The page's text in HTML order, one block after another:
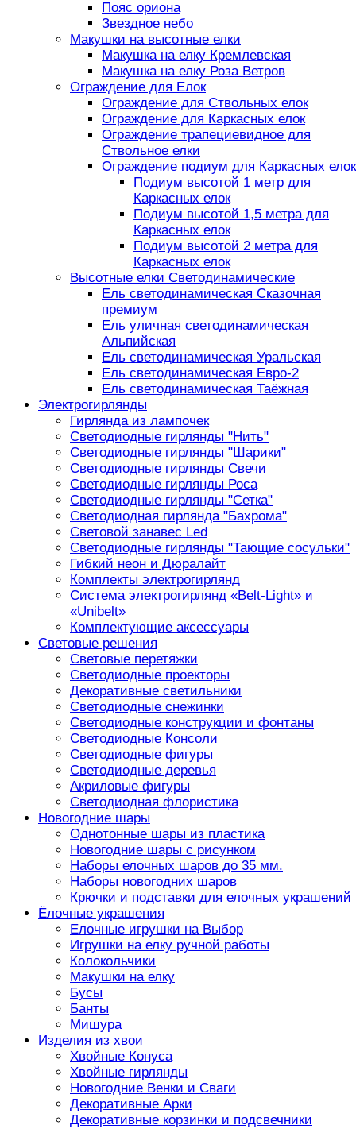
Пояс ориона
Звездное небо
Макушки на высотные елки
Макушка на елку Кремлевская
Макушка на елку Роза Ветров
Ограждение для Елок
Ограждение для Ствольных елок
Ограждение для Каркасных елок
Ограждение трапециевидное для
Ствольное елки
Ограждение подиум для Каркасных елок
Подиум высотой 1 метр для
Каркасных елок
Подиум высотой 1,5 метра для
Каркасных елок
Подиум высотой 2 метра для
Каркасных елок
Высотные елки Светодинамические
Ель светодинамическая Сказочная
премиум
Ель уличная светодинамическая
Альпийская
Ель светодинамическая Уральская
Ель светодинамическая Евро-2
Ель светодинамическая Таёжная
Электрогирлянды
Гирлянда из лампочек
Светодиодные гирлянды "Нить"
Светодиодные гирлянды "Шарики"
Светодиодные гирлянды Свечи
Светодиодные гирлянды Роса
Светодиодные гирлянды "Сетка"
Светодиодная гирлянда "Бахрома"
Световой занавес Led
Светодиодные гирлянды "Тающие сосульки"
Гибкий неон и Дюралайт
Комплекты электрогирлянд
Система электрогирлянд «Belt-Light» и
«Unibelt»
Комплектующие аксессуары
Световые решения
Световые перетяжки
Светодиодные проекторы
Декоративные светильники
Светодиодные снежинки
Светодиодные конструкции и фонтаны
Светодиодные Консоли
Светодиодные фигуры
Светодиодные деревья
Акриловые фигуры
Светодиодная флористика
Новогодние шары
Однотонные шары из пластика
Новогодние шары с рисунком
Наборы елочных шаров до 35 мм.
Наборы новогодних шаров
Крючки и подставки для елочных украшений
Ёлочные украшения
Елочные игрушки на Выбор
Игрушки на елку ручной работы
Колокольчики
Макушки на елку
Бусы
Банты
Мишура
Изделия из хвои
Хвойные Конуса
Хвойные гирлянды
Новогодние Венки и Сваги
Декоративные Арки
Декоративные корзинки и подсвечники